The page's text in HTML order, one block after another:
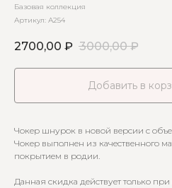
Базовая коллекция
Артикул: А254
2700,00 ₽ 3000,00 ₽
Добавить в
Чокер шнурок в новой версии с
Чокер выполнен из качественного
покрытием в родии.
Данная скидка действует только при